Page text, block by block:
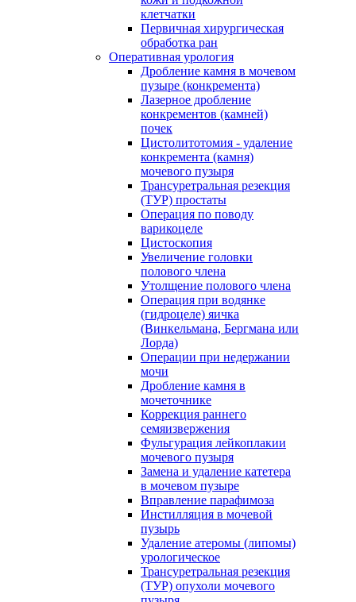
клетчатки
Первичная хирургическая
обработка ран
Оперативная урология
Дробление камня в мочевом
пузыре (конкремента)
Лазерное дробление
конкрементов (камней)
почек
Цистолитотомия - удаление
конкремента (камня)
мочевого пузыря
Трансуретральная резекция
(ТУР) простаты
Операция по поводу
варикоцеле
Цистоскопия
Увеличение головки
полового члена
Утолщение полового члена
Операция при водянке
(гидроцеле) яичка
(Винкельмана, Бергмана или
Лорда)
Операции при недержании
мочи
Дробление камня в
мочеточнике
Коррекция раннего
семяизвержения
Фульгурация лейкоплакии
мочевого пузыря
Замена и удаление катетера
в мочевом пузыре
Вправление парафимоза
Инстилляция в мочевой
пузырь
Удаление атеромы (липомы)
урологическое
Трансуретральная резекция
(ТУР) опухоли мочевого